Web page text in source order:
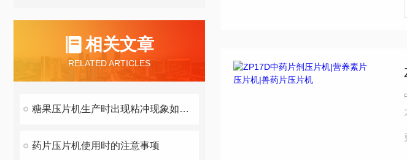
相关文章
RELATED ARTICLES
糖果压片机生产时出现粘冲现象如何解决
药片压片机使用时的注意事项